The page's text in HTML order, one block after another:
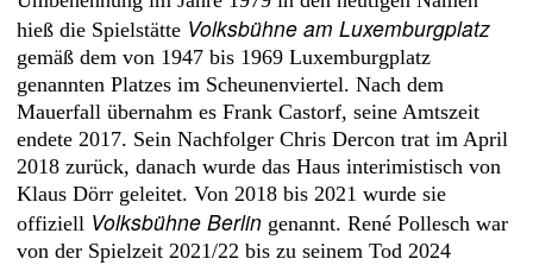
hieß die Spielstätte Volksbühne am Luxemburgplatz
gemäß dem von 1947 bis 1969 Luxemburgplatz
genannten Platzes im Scheunenviertel. Nach dem
Mauerfall übernahm es Frank Castorf, seine Amtszeit
endete 2017. Sein Nachfolger Chris Dercon trat im April
2018 zurück, danach wurde das Haus interimistisch von
Klaus Dörr geleitet. Von 2018 bis 2021 wurde sie
offiziell Volksbühne Berlingenannt. René Pollesch war
von der Spielzeit 2021/22 bis zu seinem Tod 2024